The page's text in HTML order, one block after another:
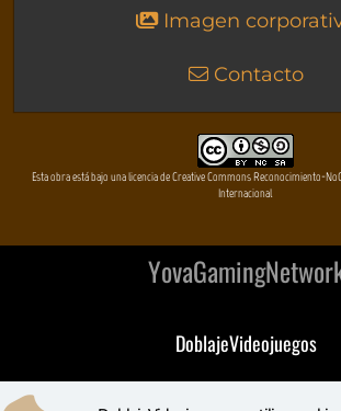
Imagen
Contacto
Esta obra está bajo una licencia de Creative Commons Reconocimiento-
Internacional
DoblajeVideojuegos
DeVuego